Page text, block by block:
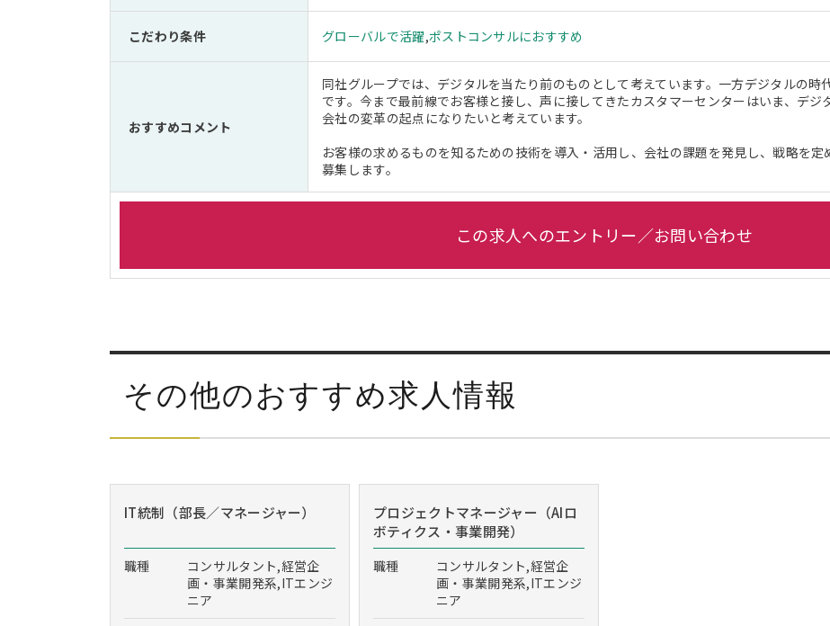
こだわり条件 グローバルで活躍,ポストコンサルにおすすめ
おすすめコメント
同社グループでは、デジタルを当たり前のものとして考えています。一方デジタルの
です。今まで最前線でお客様と接し、声に接してきたカスタマーセンターはいま、デ
会社の変革の起点になりたいと考えています。
お客様の求めるものを知るための技術を導入・活用し、会社の課題を発見し、戦略を
募集します。
この求人へのエントリー／お問い合わせ
その他のおすすめ求人情報
IT統制（部長／マネージャー）
職種
コンサルタント,経営企
画・事業開発系,ITエンジ
ニア
プロジェクトマネージャー（AIロ
ボティクス・事業開発）
職種
コンサルタント,経営企
画・事業開発系,ITエンジ
ニア